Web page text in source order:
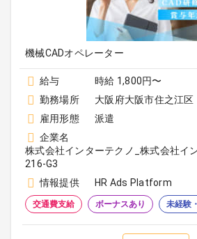
機械CADオペレーター
給与
時給 1,800円〜
勤務場所
大阪府大阪市住之江区
雇用形態
派遣
企業名
株式会社インターテクノ_株式会社イ
216-G3
情報提供
HR Ads Platform
交通費支給 ボーナスあり 未経験